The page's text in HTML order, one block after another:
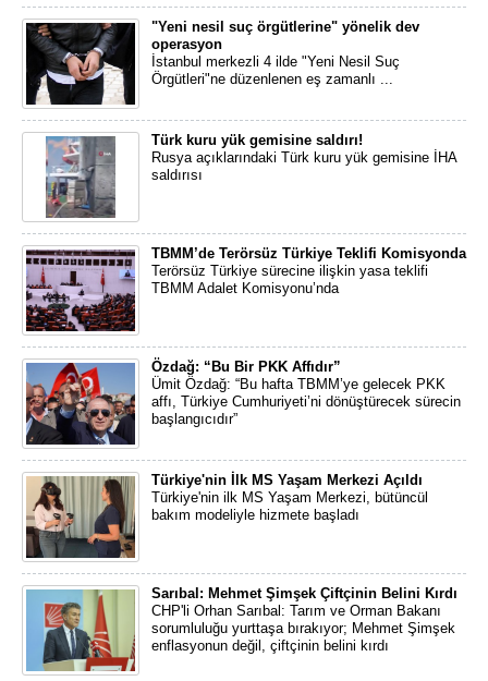
"Yeni nesil suç örgütlerine" yönelik dev
operasyon
İstanbul merkezli 4 ilde "Yeni Nesil Suç
Örgütleri"ne düzenlenen eş zamanlı ...
Türk kuru yük gemisine saldırı!
Rusya açıklarındaki Türk kuru yük gemisine İHA
saldırısı
TBMM’de Terörsüz Türkiye Teklifi Komisyonda
Terörsüz Türkiye sürecine ilişkin yasa teklifi
TBMM Adalet Komisyonu’nda
Özdağ: “Bu Bir PKK Affıdır”
Ümit Özdağ: “Bu hafta TBMM’ye gelecek PKK
affı, Türkiye Cumhuriyeti’ni dönüştürecek sürecin
başlangıcıdır”
Türkiye'nin İlk MS Yaşam Merkezi Açıldı
Türkiye'nin ilk MS Yaşam Merkezi, bütüncül
bakım modeliyle hizmete başladı
Sarıbal: Mehmet Şimşek Çiftçinin Belini Kırdı
CHP'li Orhan Sarıbal: Tarım ve Orman Bakanı
sorumluluğu yurttaşa bırakıyor; Mehmet Şimşek
enflasyonun değil, çiftçinin belini kırdı